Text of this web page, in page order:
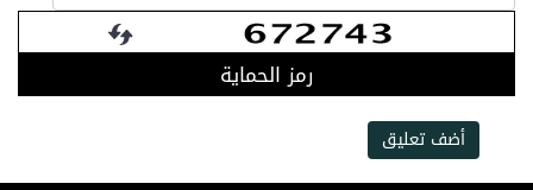
رمز الحماية
أضف تعليق